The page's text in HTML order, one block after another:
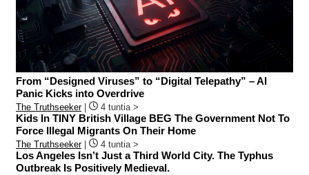
From “Designed Viruses” to “Digital Telepathy” – AI
Panic Kicks into Overdrive
The Truthseeker| 4 tuntia >
Kids In TINY British Village BEG The Government Not To
Force Illegal Migrants On Their Home
The Truthseeker| 4 tuntia >
Los Angeles Isn’t Just a Third World City. The Typhus
Outbreak Is Positively Medieval.